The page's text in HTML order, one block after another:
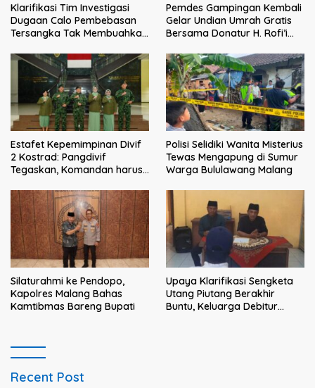
Klarifikasi Tim Investigasi
Dugaan Calo Pembebasan
Tersangka Tak Membuahkan
Pemdes Gampingan Kembali
Gelar Undian Umrah Gratis
Bersama Donatur H. Rofi’i
bagi Pejuang Sosial
Estafet Kepemimpinan Divif
2 Kostrad: Pangdivif
Tegaskan, Komandan harus
dan solusi bagi prajurit
Polisi Selidiki Wanita Misterius
Tewas Mengapung di Sumur
Warga Bululawang Malang
Silaturahmi ke Pendopo,
Kapolres Malang Bahas
Kamtibmas Bareng Bupati
Upaya Klarifikasi Sengketa
Utang Piutang Berakhir
Buntu, Keluarga Debitur
Recent Post